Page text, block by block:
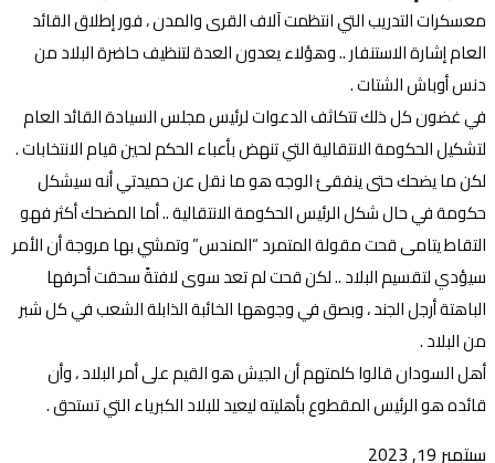
معسكرات التدريب التي انتظمت آلاف القرى والمدن ، فور إطلاق القائد
العام إشارة الاستنفار .. وهؤلاء يعدون العدة لتنظيف حاضرة البلاد من
دنس أوباش الشتات .
في غضون كل ذلك تتكاثف الدعوات لرئيس مجلس السيادة القائد العام
لتشكيل الحكومة الانتقالية التي تنهض بأعباء الحكم لحين قيام الانتخابات .
لكن ما يضحك حتى ينفقئ الوجه هو ما نقل عن حميدتي أنه سيشكل
حكومة في حال شكل الرئيس الحكومة الانتقالية .. أما المضحك أكثر فهو
التقاط يتامى قحت مقولة المتمرد “المندس” وتمشي بها مروجة أن الأمر
سيؤدي لتقسيم البلاد .. لكن قحت لم تعد سوى لافتةً سحقت أحرفها
الباهتة أرجل الجند ، وبصق في وجوهها الخائبة الذابلة الشعب في كل شبر
من البلاد .
أهل السودان قالوا كلمتهم أن الجيش هو القيم على أمر البلاد ، وأن
قائده هو الرئيس المقطوع بأهليته ليعيد للبلاد الكبرياء التي تستحق .
سبتمبر 19, 2023